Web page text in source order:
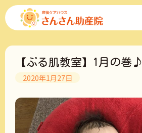
コ
ン
ツ
【ぷる肌教室】1月の巻♪
2020年1月27日